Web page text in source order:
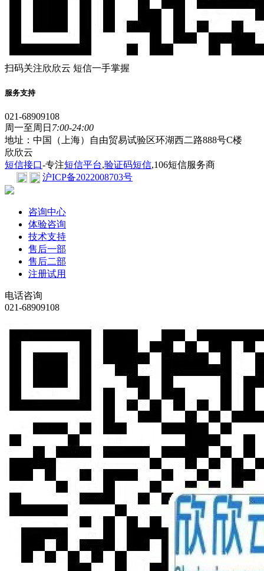
扫码关注欣欣云 短信一手掌握
服务支持
021-68909108
周一至周日 7:00-24:00
地址：中国（上海）自由贸易试验区环湖西二路888号C楼
欣欣云
短信接口-专注短信平台,验证码短信,106短信服务商
沪ICP备2022008703号
咨询中心
体验咨询
技术支持
售后一部
售后二部
注册试用
电话咨询
021-68909108